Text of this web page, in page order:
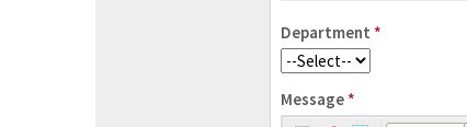
Department *
Message *